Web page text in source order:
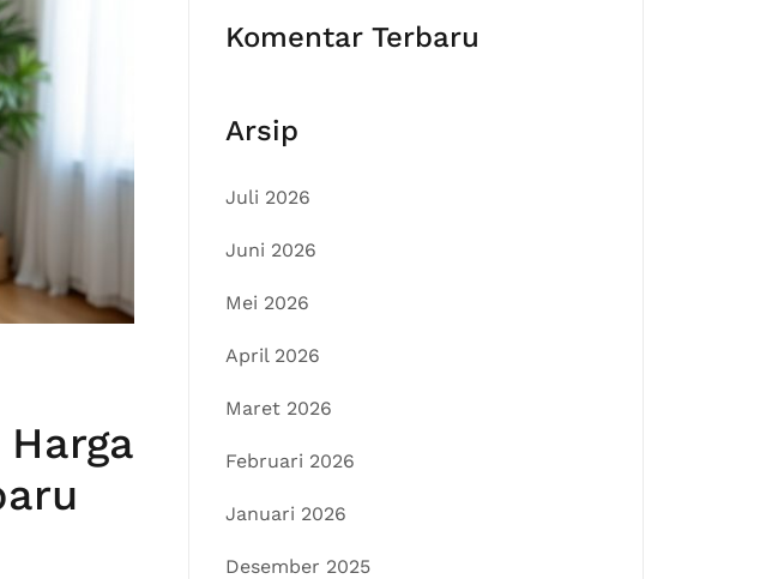
Komentar Terbaru
Arsip
Juli 2026
Juni 2026
Mei 2026
April 2026
Maret 2026
Februari 2026
Januari 2026
Desember 2025